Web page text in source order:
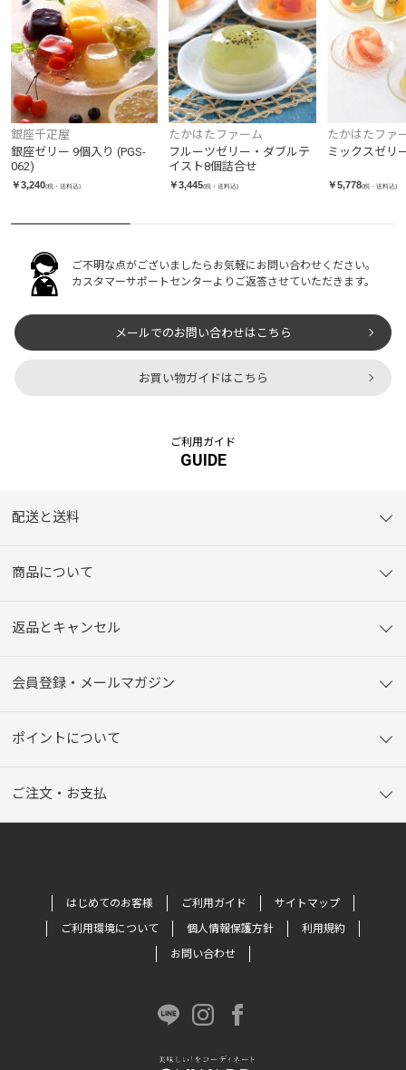
銀座千疋屋
銀座ゼリー 9個入り (PGS-
062)
￥3,240(税・送料込)
たかはたファーム
フルーツゼリー・ダブルテ
イスト8個詰合せ
￥3,445(税・送料込)
たかはたファ
ミックスゼリ
￥5,778(税・送料込)
ご不明な点がございましたらお気軽にお問い合わせください。
カスタマーサポートセンターよりご返答させていただきます。
メールでのお問い合わせはこちら
お買い物ガイドはこちら
ご利用ガイド
GUIDE
配送と送料
商品について
返品とキャンセル
会員登録・メールマガジン
ポイントについて
ご注文・お支払
はじめてのお客様 ご利用ガイド
サイトマップ
ご利用環境について
個人情報保護方針
利用規約
お問い合わせ